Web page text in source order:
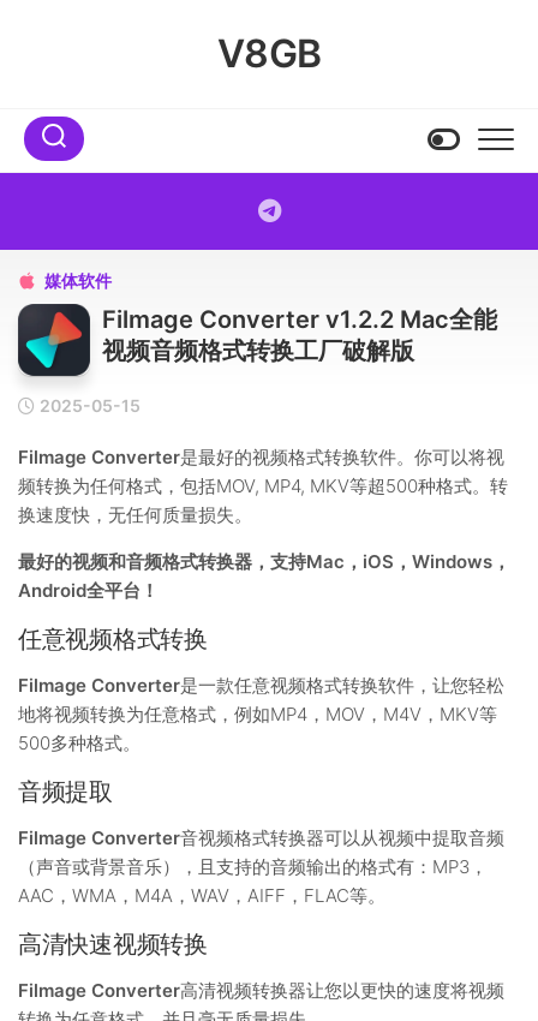
V8GB
 媒体软件
Filmage Converter v1.2.2 Mac全能
视频音频格式转换工厂破解版
2025-05-15
Filmage Converter是最好的视频格式转换软件。你可以将视
频转换为任何格式，包括MOV, MP4, MKV等超500种格式。转
换速度快，无任何质量损失。
最好的视频和音频格式转换器，支持Mac，iOS，Windows，
Android全平台！
任意视频格式转换
Filmage Converter是一款任意视频格式转换软件，让您轻松
地将视频转换为任意格式，例如MP4，MOV，M4V，MKV等
500多种格式。
音频提取
Filmage Converter音视频格式转换器可以从视频中提取音频
（声音或背景音乐），且支持的音频输出的格式有：MP3，
AAC，WMA，M4A，WAV，AIFF，FLAC等。
高清快速视频转换
Filmage Converter高清视频转换器让您以更快的速度将视频